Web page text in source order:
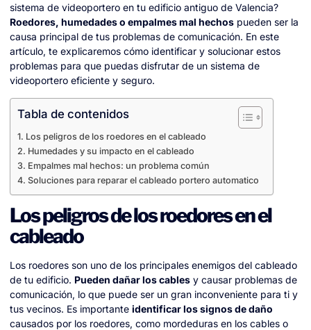
sistema de videoportero en tu edificio antiguo de Valencia?
Roedores, humedades o empalmes mal hechos pueden ser la
causa principal de tus problemas de comunicación. En este
artículo, te explicaremos cómo identificar y solucionar estos
problemas para que puedas disfrutar de un sistema de
videoportero eficiente y seguro.
Tabla de contenidos
Los peligros de los roedores en el cableado
Humedades y su impacto en el cableado
Empalmes mal hechos: un problema común
Soluciones para reparar el cableado portero automatico
Los peligros de los roedores en el
cableado
Los roedores son uno de los principales enemigos del cableado
de tu edificio. Pueden dañar los cables y causar problemas de
comunicación, lo que puede ser un gran inconveniente para ti y
tus vecinos. Es importante identificar los signos de daño
causados por los roedores, como mordeduras en los cables o